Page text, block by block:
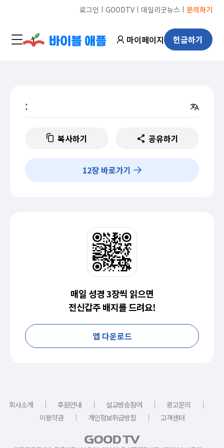
로그인 ㅣ GOODTVㅣ 데일리굿뉴스 ㅣ 문의하기
마이페이지 헌금하기
:
복사하기 공유하기
12장 바로가기
매일 성경 3장씩 읽으면
전신갑주 배지를 드려요!
앱 다운로드
회사소개 ｜ 후원안내 ｜ 설교방송참여 ｜ 광고문의
｜
이용약관
｜ 개인정보취급방침 ｜ 고객센터